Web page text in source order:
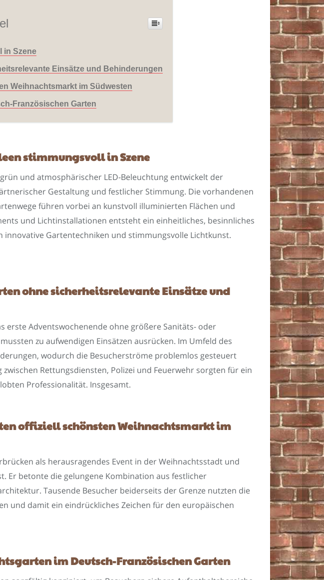
in Szene
Einsätze und Behinderungen
Weihnachtsmarkt im Südwesten
Französischen Garten
stimmungsvoll in Szene
und atmosphärischer LED-Beleuchtung entwickelt der
Gestaltung und festlicher Stimmung. Die vorhandenen
führen vorbei an kunstvoll illuminierten Flächen und
und Lichtinstallationen entsteht ein einheitliches, besinnliches
Gartentechniken und stimmungsvolle Lichtkunst.
ohne sicherheitsrelevante Einsätze und
erste Adventswochenende ohne größere Sanitäts- oder
zu aufwendigen Einsätzen ausrücken. Im Umfeld des
wodurch die Besucherströme problemlos gesteuert
Rettungsdiensten, Polizei und Feuerwehr sorgten für ein
Professionalität. Insgesamt.
offiziell schönsten Weihnachtsmarkt im
als herausragendes Event in der Weihnachtsstadt und
Er betonte die gelungene Kombination aus festlicher
Tausende Besucher beiderseits der Grenze nutzten die
und damit ein eindrückliches Zeichen für den europäischen
im Deutsch-Französischen Garten